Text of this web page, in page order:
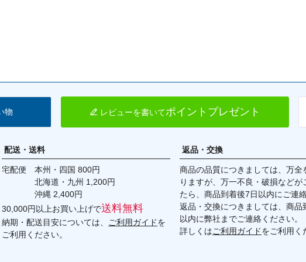
物 レビューを書いてポイントプレゼント
配送・送料
宅配便 本州・四国 800円
北海道・九州 1,200円
沖縄 2,400円
30,000円以上お買い上げで送料無料
納期・配送目安については、 ご利用ガイドを
ご利用ください。
返品・交換
商品の品質につきましては、万全
りますが、万一不良・破損などが
たら、商品到着後7日以内にご連
返品・交換につきましては、商品
以内に弊社までご連絡ください。
詳しくはご利用ガイドをご利用く